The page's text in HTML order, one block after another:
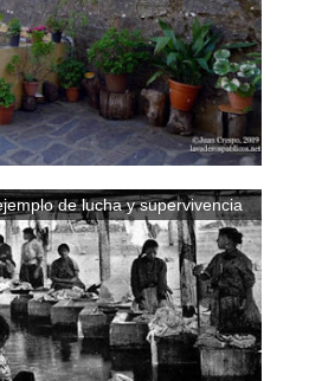
de lucha y supervivencia